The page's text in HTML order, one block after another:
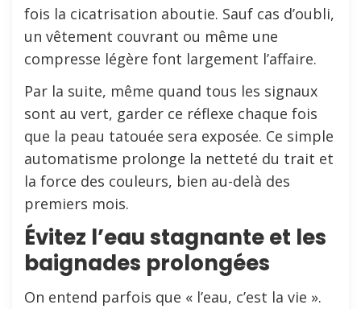
fois la cicatrisation aboutie. Sauf cas d’oubli,
un vêtement couvrant ou même une
compresse légère font largement l’affaire.
Par la suite, même quand tous les signaux
sont au vert, garder ce réflexe chaque fois
que la peau tatouée sera exposée. Ce simple
automatisme prolonge la netteté du trait et
la force des couleurs, bien au-delà des
premiers mois.
Évitez l’eau stagnante et les
baignades prolongées
On entend parfois que « l’eau, c’est la vie ».